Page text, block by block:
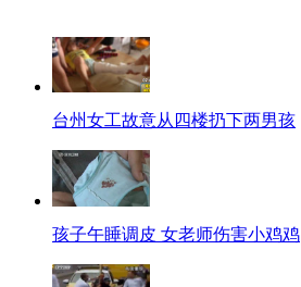
台州女工故意从四楼扔下两男孩
孩子午睡调皮 女老师伤害小鸡鸡